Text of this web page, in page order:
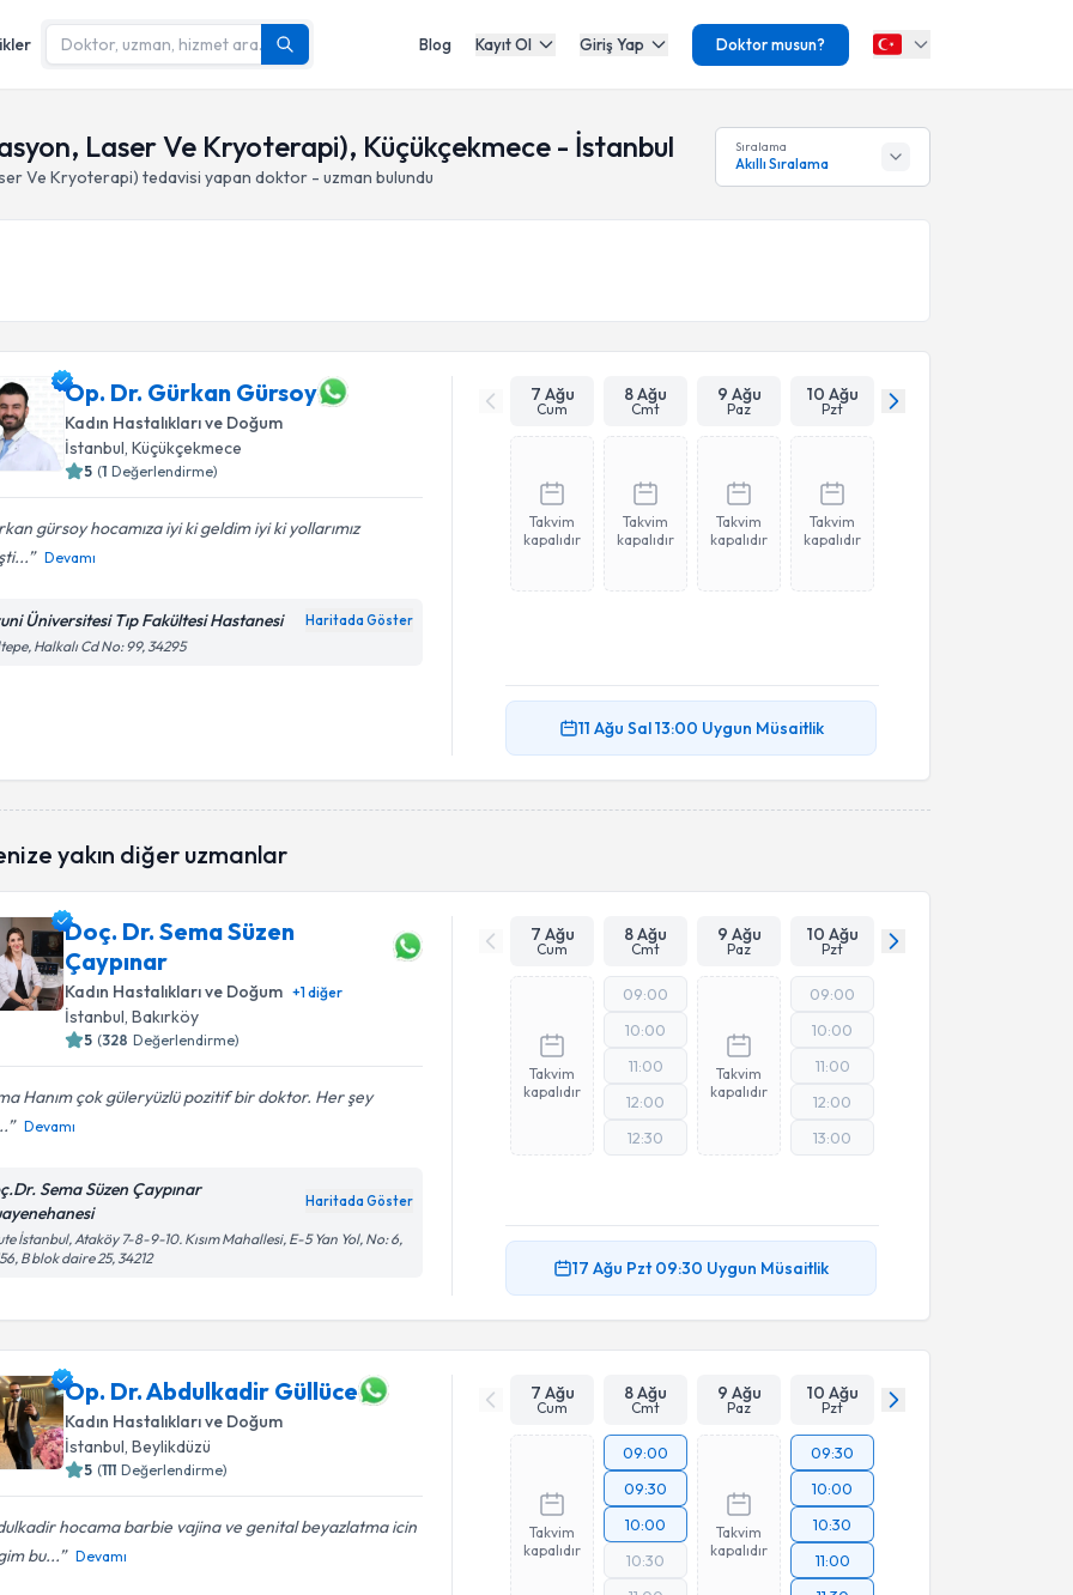
Blog Kayıt Ol Giriş Yap Doktor musun?
Laser Ve Kryoterapi), Küçükçekmece - İstanbul
Ve Kryoterapi) tedavisi yapan doktor - uzman bulundu
Sıralama
Akıllı Sıralama
Op. Dr. Gürkan Gürsoy
Kadın Hastalıkları ve Doğum
İstanbul, Küçükçekmece
5 (1 Değerlendirme)
gürsoy hocamıza iyi ki geldim iyi ki yollarımız
Devamı
Üniversitesi Tıp Fakültesi Hastanesi Haritada Göster
Halkalı Cd No: 99, 34295
7 Ağu
Cum
8 Ağu
Cmt
9 Ağu
Paz
10 Ağu
Pzt
Takvim
kapalıdır
Takvim
kapalıdır
Takvim
kapalıdır
Takvim
kapalıdır
11 Ağu Sal13:00 Uygun Müsaitlik
yakın diğer uzmanlar
Doç. Dr. Sema Süzen
Çaypınar
Kadın Hastalıkları ve Doğum +1diğer
İstanbul, Bakırköy
5 (328 Değerlendirme)
Hanım çok güleryüzlü pozitif bir doktor. Her şey
Devamı
Sema Süzen Çaypınar
Haritada Göster
İstanbul, Ataköy 7-8-9-10. Kısım Mahallesi, E-5 Yan Yol, No: 6,
B blok daire 25, 34212
7 Ağu
Cum
8 Ağu
Cmt
9 Ağu
Paz
10 Ağu
Pzt
Takvim
kapalıdır
09:00
10:00
11:00
12:00
12:30
Takvim
kapalıdır
09:00
10:00
11:00
12:00
13:00
17 Ağu Pzt 09:30 Uygun Müsaitlik
Op. Dr. Abdulkadir Güllüce
Kadın Hastalıkları ve Doğum
İstanbul, Beylikdüzü
5 (111 Değerlendirme)
hocama barbie vajina ve genital beyazlatma icin
bu...
Devamı
7 Ağu
Cum
8 Ağu
Cmt
9 Ağu
Paz
10 Ağu
Pzt
Takvim
kapalıdır
09:00
09:30
10:00
10:30
Takvim
kapalıdır
09:30
10:00
10:30
11:00